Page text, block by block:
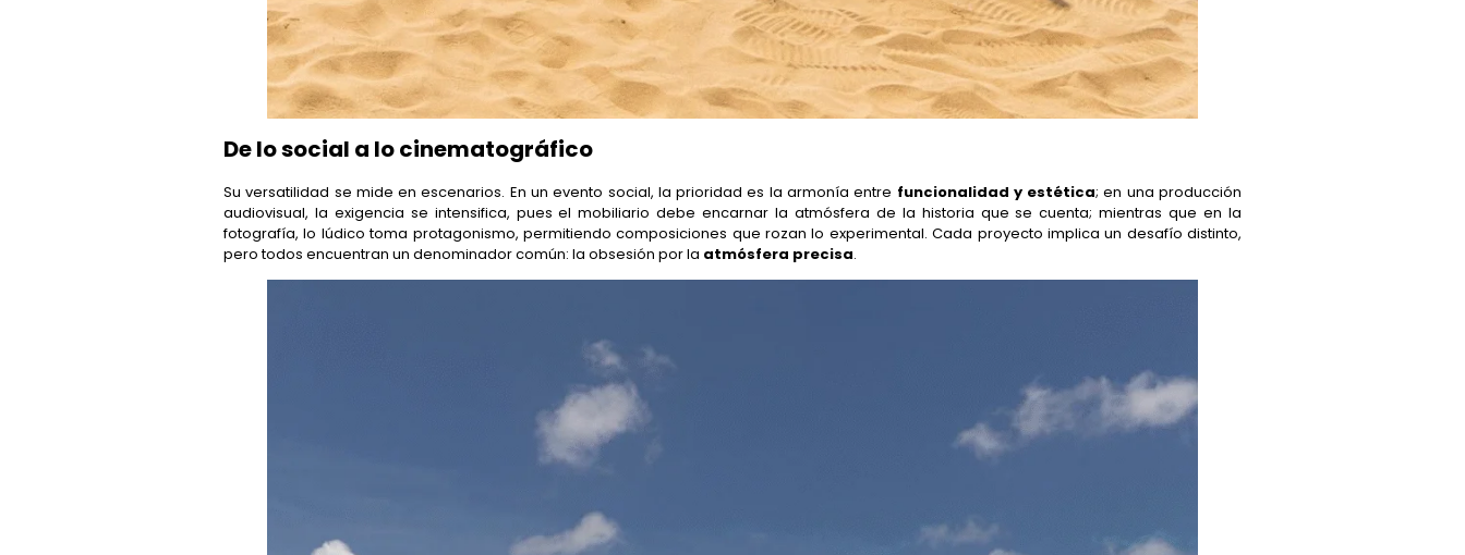
De lo social a lo cinematográfico
Su versatilidad se mide en escenarios. En un evento social, la prioridad es la armonía entre funcionalidad y estética; en una producción
audiovisual, la exigencia se intensifica, pues el mobiliario debe encarnar la atmósfera de la historia que se cuenta; mientras que en la
fotografía, lo lúdico toma protagonismo, permitiendo composiciones que rozan lo experimental. Cada proyecto implica un desafío distinto,
pero todos encuentran un denominador común: la obsesión por la atmósfera precisa.